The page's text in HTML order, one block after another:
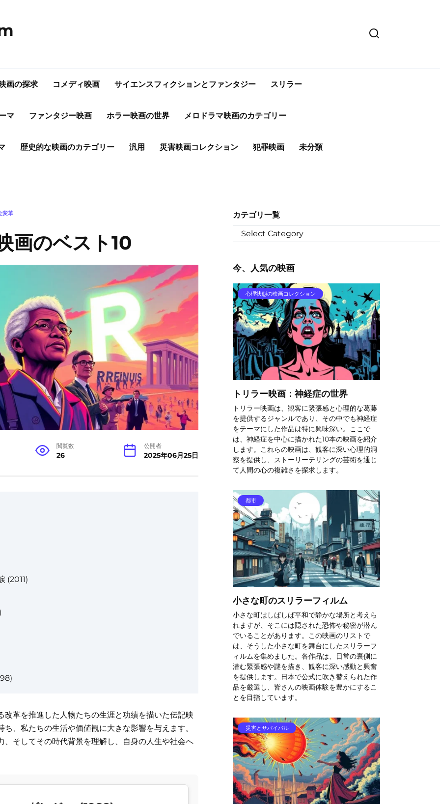
画の探求 コメディ映画 サイエンスフィクションとファンタジー スリラー
マ ファンタジー映画 ホラー映画の世界 メロドラマ映画のカテゴリー
歴史的な映画のカテゴリー 汎用 災害映画コレクション 犯罪映画 未分類
変革
画のベスト10
閲覧数
26
公開者
2025年06月25日
(2011)
革を推進した人物たちの生涯と功績を描いた伝記映
、私たちの生活や価値観に大きな影響を与えます。
そしてその時代背景を理解し、自身の人生や社会へ
カテゴリ一覧
今、人気の映画
心理状態の映画コレクション
トリラー映画：神経症の世界
トリラー映画は、観客に緊張感と心理的な葛藤
を提供するジャンルであり、その中でも神経症
をテーマにした作品は特に興味深い。ここで
は、神経症を中心に描かれた10本の映画を紹介
します。これらの映画は、観客に深い心理的洞
察を提供し、ストーリーテリングの芸術を通じ
て人間の心の複雑さを探求します。
都市
小さな町のスリラーフィルム
小さな町はしばしば平和で静かな場所と考えら
れますが、そこには隠された恐怖や秘密が潜ん
でいることがあります。この映画のリストで
は、そうした小さな町を舞台にしたスリラーフ
ィルムを集めました。各作品は、日常の裏側に
潜む緊張感や謎を描き、観客に深い感動と興奮
を提供します。日本で公式に吹き替えられた作
品を厳選し、皆さんの映画体験を豊かにするこ
とを目指しています。
災害とサバイバル